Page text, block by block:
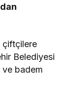
çiftçilere
Belediyesi
badem